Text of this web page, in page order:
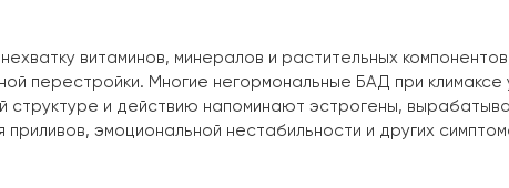
витаминов, минералов и растительных
перестройки. Многие негормональные БАД при климаксе
и действию напоминают эстрогены,
эмоциональной нестабильности и других